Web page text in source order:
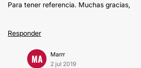
Para tener referencia. Muchas gracias,
Responder
MA
Marrr
2 jul 2019